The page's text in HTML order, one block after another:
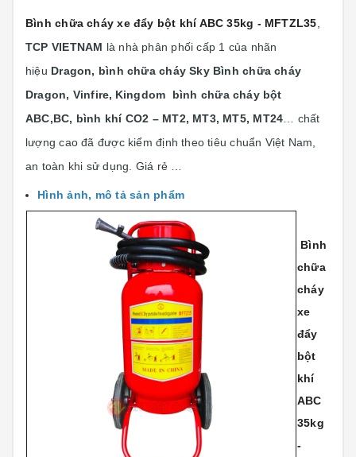
Bình chữa cháy xe đẩy bột khí ABC 35kg - MFTZL35
TCP VIETNAM là nhà phân phối cấp 1 của nhãn
hiệu Dragon, bình chữa cháy Sky Bình chữa cháy
Dragon, Vinfire, Kingdom bình chữa cháy bột
ABC,BC, bình khí CO2 – MT2, MT3, MT5, MT24 … chất
lượng cao đã được kiểm định theo tiêu chuẩn Việt Nam,
an toàn khi sử dụng. Giá rẻ …
Hình ảnh, mô tả sản phẩm
Bình
chữa
cháy
xe
đẩy
bột
khí
ABC
35kg
-